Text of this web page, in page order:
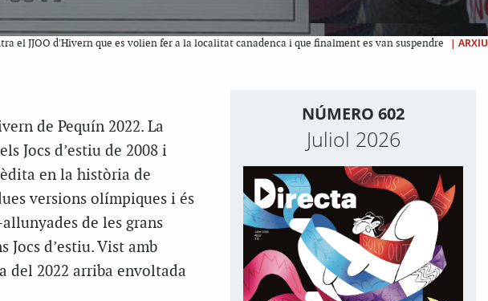
el JJOO d'Hivern que es volien fer a la localitat canadenca i que finalment es van suspendre | ARXIU
de Pequín 2022. La
Jocs d’estiu de 2008 i
en la història de
versions olímpiques i és
de les grans
Jocs d’estiu. Vist amb
del 2022 arriba envoltada
NÚMERO 602
Juliol 2026